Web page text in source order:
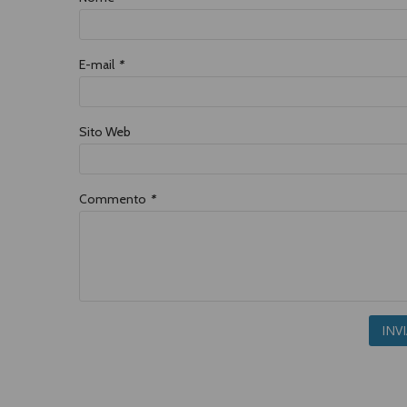
E-mail *
Sito Web
Commento *